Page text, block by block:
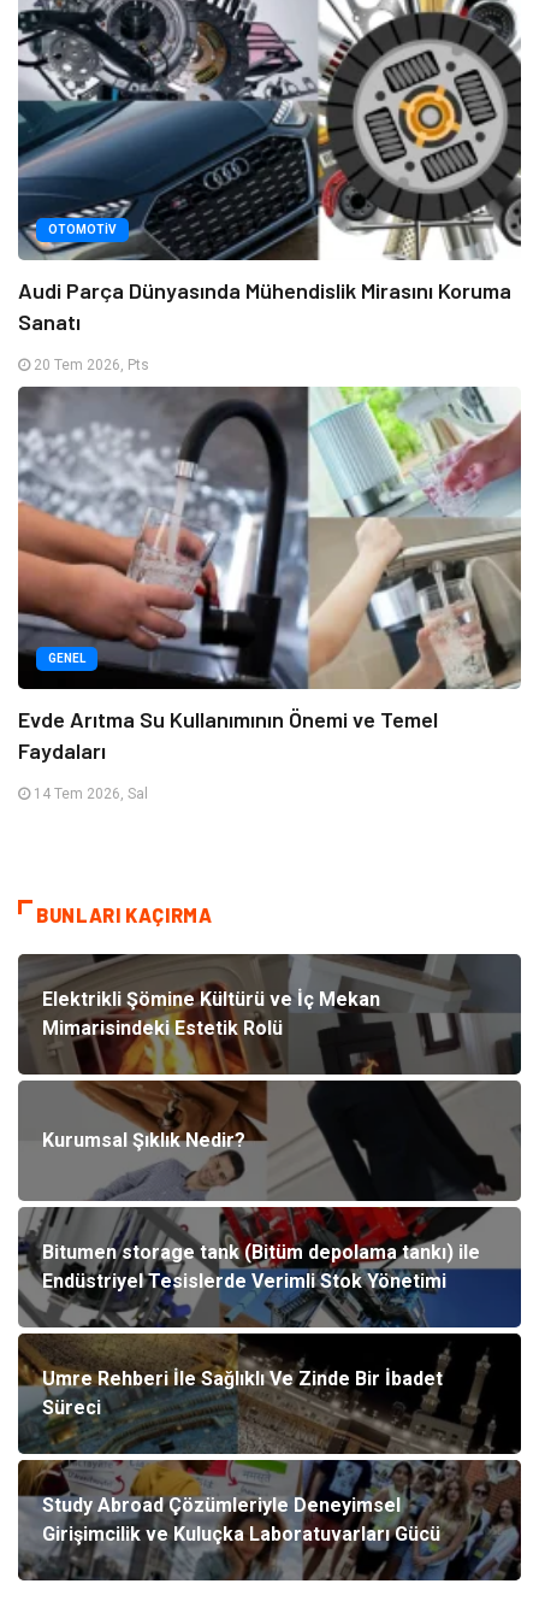
OTOMOTIV
Audi Parça Dünyasında Mühendislik Mirasını Koruma
Sanatı
20 Tem 2026, Pts
GENEL
Evde Arıtma Su Kullanımının Önemi ve Temel
Faydaları
14 Tem 2026, Sal
BUNLARI KAÇIRMA
Elektrikli Şömine Kültürü ve İç Mekan
Mimarisindeki Estetik Rolü
Kurumsal Şıklık Nedir?
Bitumen storage tank (Bitüm depolama tankı) ile
Endüstriyel Tesislerde Verimli Stok Yönetimi
Umre Rehberi İle Sağlıklı Ve Zinde Bir İbadet
Süreci
Study Abroad Çözümleriyle Deneyimsel
Girişimcilik ve Kuluçka Laboratuvarları Gücü